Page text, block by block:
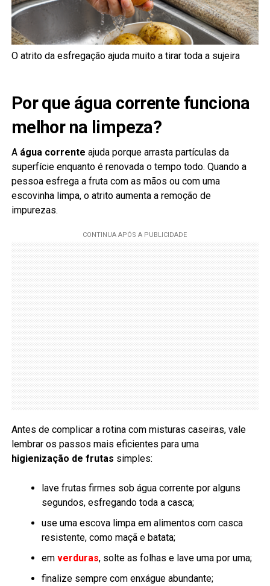
O atrito da esfregação ajuda muito a tirar toda a sujeira
Por que água corrente funciona
melhor na limpeza?
A água corrente ajuda porque arrasta partículas da
superfície enquanto é renovada o tempo todo. Quando a
pessoa esfrega a fruta com as mãos ou com uma
escovinha limpa, o atrito aumenta a remoção de
impurezas.
Antes de complicar a rotina com misturas caseiras, vale
lembrar os passos mais eficientes para uma
higienização de frutas simples:
lave frutas firmes sob água corrente por alguns
segundos, esfregando toda a casca;
use uma escova limpa em alimentos com casca
resistente, como maçã e batata;
em verduras, solte as folhas e lave uma por uma;
finalize sempre com enxágue abundante;